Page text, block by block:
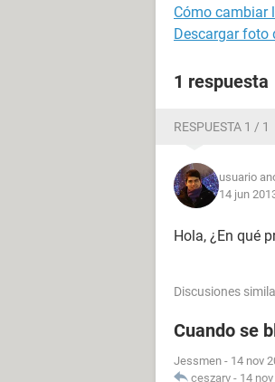
Cómo cambiar
Descargar foto
1 respuesta
RESPUESTA 1 / 1
usuario
14 jun
Hola, ¿En qué
Discusiones
Cuando se
Jessmen - 14 nov
ceszarv - 14